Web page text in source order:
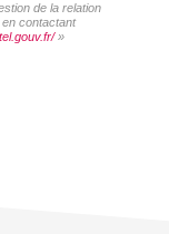
de la relation
contactant
»